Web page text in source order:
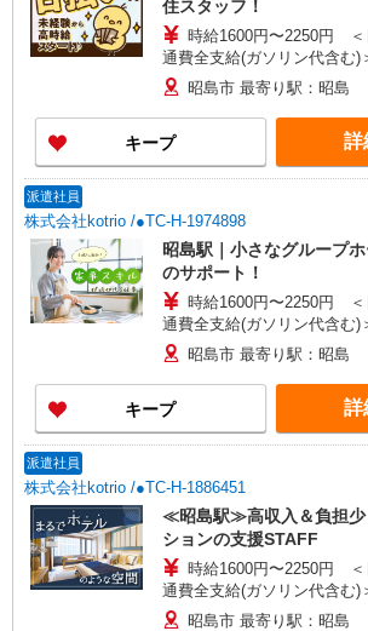
住スタッフ！
時給1600円〜2250円 ＜
通費全支給(ガソリン代含む)
昭島市 最寄り駅：昭島
キープ 詳
派遣社員
株式会社kotrio /●TC-H-1974898
昭島駅｜小さなグループ
のサポート！
時給1600円〜2250円 ＜
通費全支給(ガソリン代含む)
昭島市 最寄り駅：昭島
キープ 詳
派遣社員
株式会社kotrio /●TC-H-1886451
≪昭島駅≫高収入＆負担少
ションの支援STAFF
時給1600円〜2250円 ＜
通費全支給(ガソリン代含む)
昭島市 最寄り駅：昭島